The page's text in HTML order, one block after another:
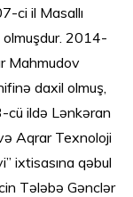
ci il Masallı
2014-
Mahmudov
daxil olmuş,
ildə Lənkəran
Aqrar Texnoloji
ixtisasına qəbul
Tələbə Gənclər